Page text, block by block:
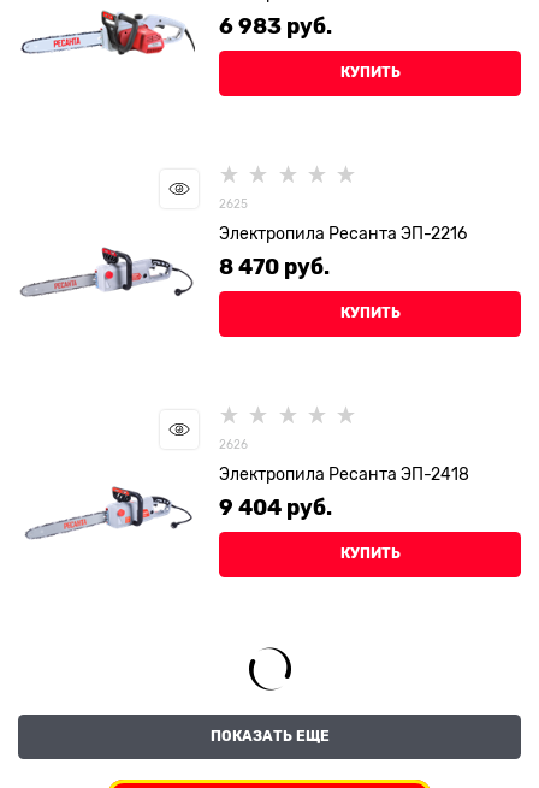
6 983 руб.
КУПИТЬ
2625
Электропила Ресанта ЭП-2216
8 470 руб.
КУПИТЬ
2626
Электропила Ресанта ЭП-2418
9 404 руб.
КУПИТЬ
ПОКАЗАТЬ ЕЩЕ